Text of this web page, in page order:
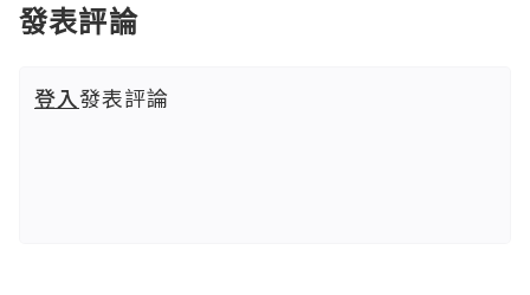
發表評論
登入發表評論